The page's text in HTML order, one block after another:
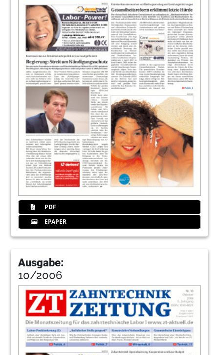
PDF
EPAPER
Ausgabe:
10/2006